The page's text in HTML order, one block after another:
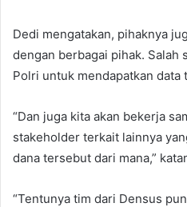
Dedi mengatakan, pihaknya
dengan berbagai pihak. Salah
Polri untuk mendapatkan data
“Dan juga kita akan bekerja
stakeholder terkait lainnya
dana tersebut dari mana,”
“Tentunya tim dari Densus